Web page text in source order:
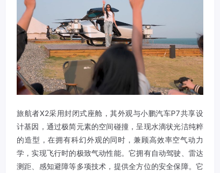
旅航者X2采用封闭式座舱，其外观与小鹏汽车P7共享设
计基因，通过极简元素的空间碰撞，呈现水滴状光洁纯粹
的造型，在拥有科幻外观的同时，兼顾高效率空气动力
学，实现飞行时的极致气动性能。它拥有自动驾驶、雷达
测距、感知避障等多项技术，提供全方位的安全保障。它